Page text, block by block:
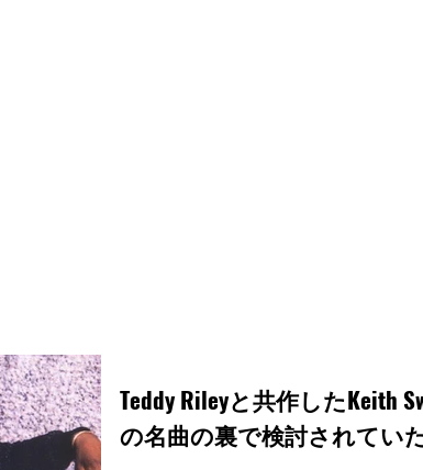
Teddy Rileyと共作したKeith
の名曲の裏で検討されてい